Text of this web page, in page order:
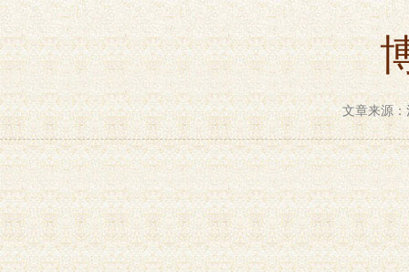
文章来源